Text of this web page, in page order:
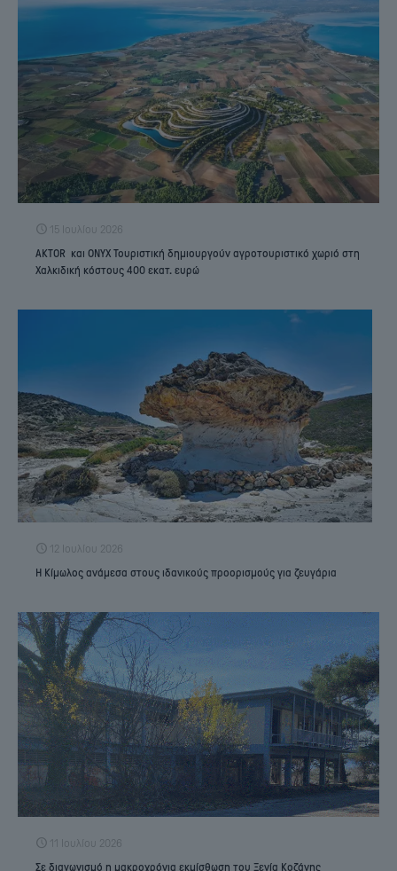
15 Ιουλίου 2026
AKTOR και ONYX Τουριστική δημιουργούν αγροτουριστικό χωριό στη
Χαλκιδική κόστους 400 εκατ. ευρώ
12 Ιουλίου 2026
Η Κίμωλος ανάμεσα στους ιδανικούς προορισμούς για ζευγάρια
11 Ιουλίου 2026
Σε διαγωνισμό η μακροχρόνια εκμίσθωση του Ξενία Κοζάνης